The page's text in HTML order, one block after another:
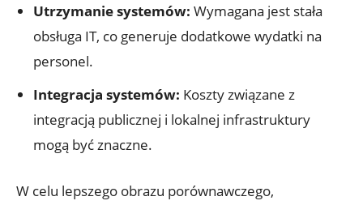
Utrzymanie systemów: Wymagana jest ⁣stała‌
obsługa ​IT, co generuje dodatkowe wydatki ⁣na⁢
personel.
Integracja systemów: Koszty związane z
integracją publicznej ‍i lokalnej​ infrastruktury
mogą‌ być znaczne.
W celu lepszego​ obrazu porównawczego,